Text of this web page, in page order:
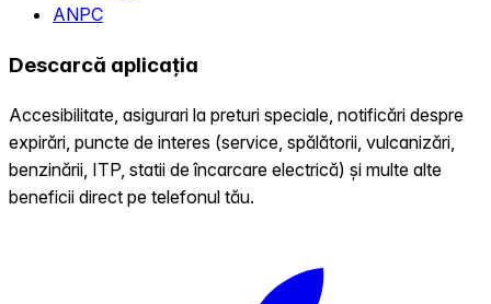
ANPC
Descarcă aplicația
Accesibilitate, asigurari la preturi speciale, notificări despre
expirări, puncte de interes (service, spălătorii, vulcanizări,
benzinării, ITP, statii de încarcare electrică) și multe alte
beneficii direct pe telefonul tău.